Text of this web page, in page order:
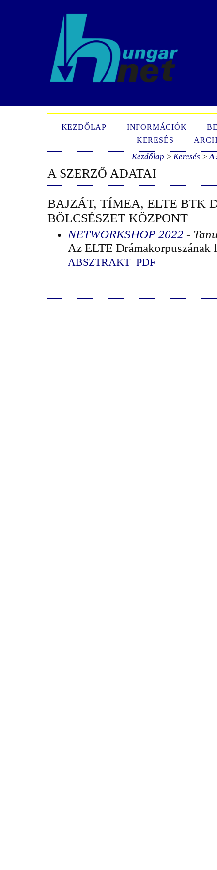
KEZDŐLAP INFORMÁCIÓK
KERESÉS
Kezdőlap >Keresés >A
A SZERZŐ ADATAI
BAJZÁT, TÍMEA, ELTE BTK
BÖLCSÉSZET KÖZPONT
NETWORKSHOP 2022 -
Az ELTE Drámakorpuszának
ABSZTRAKT PDF